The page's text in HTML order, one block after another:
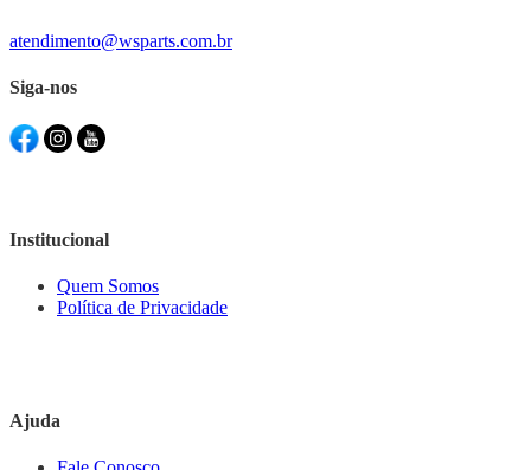
atendimento@wsparts.com.br
Siga-nos
Institucional
Quem Somos
Política de Privacidade
Ajuda